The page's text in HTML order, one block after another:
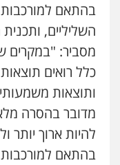
בהתאם
השליליים,
מסביר: "במקרים
מדובר בהסרה
להיות ארוך יותר
בהתאם